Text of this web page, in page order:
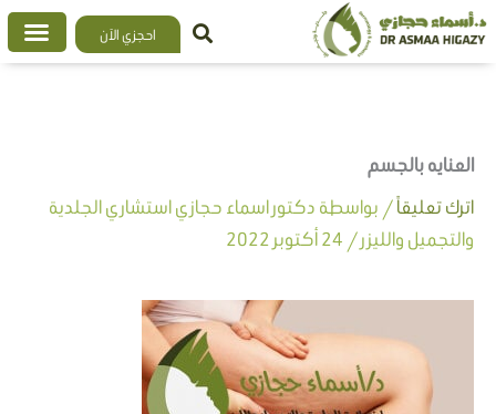
تخطي
إلى
احجزي الآن
العنايه بالجسم
اترك تعليقاً/ بواسطة دكتور اسماء حجازي استشاري الجلدية
والتجميل والليزر/ 24 أكتوبر 2022